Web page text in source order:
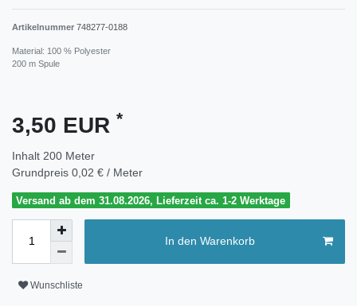
Artikelnummer 748277-0188
Material: 100 % Polyester
200 m Spule
3,50 EUR *
Inhalt 200 Meter
Grundpreis 0,02 € / Meter
Versand ab dem 31.08.2026, Lieferzeit ca. 1-2 Werktage
In den Warenkorb
Wunschliste